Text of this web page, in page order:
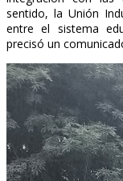
sentido, la Unión
entre el sistema
precisó un